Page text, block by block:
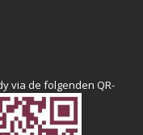
via de folgenden QR-